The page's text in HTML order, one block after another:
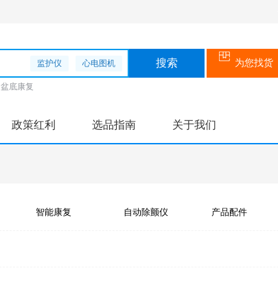
监护仪 心电图机
盆底康复
为您找货
政策红利 选品指南 关于我们
智能康复 自动除颤仪 产品配件